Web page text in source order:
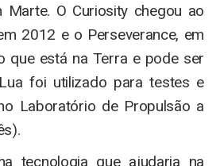
Marte. O Curiosity chegou ao
2012 e o Perseverance, em
que está na Terra e pode ser
foi utilizado para testes e
Laboratório de Propulsão a
tecnologia que ajudaria na